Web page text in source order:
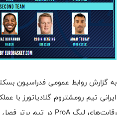
به گزارش روابط عمومی فدراسیون
ایرانی تیم رومشتروم گلادیاتورز با
رقابت‌های لیگ ProA